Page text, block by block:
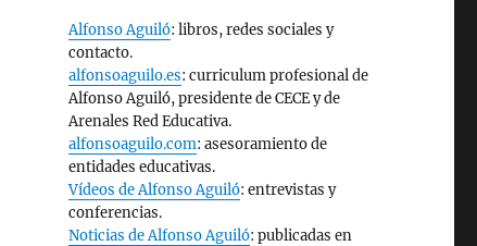
Alfonso Aguiló: libros, redes sociales y
contacto.
alfonsoaguilo.es: curriculum profesional de
Alfonso Aguiló, presidente de CECE y de
Arenales Red Educativa.
alfonsoaguilo.com: asesoramiento de
entidades educativas.
Vídeos de Alfonso Aguiló: entrevistas y
conferencias.
Noticias de Alfonso Aguiló: publicadas en